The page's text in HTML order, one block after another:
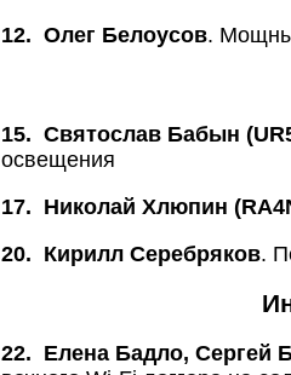
12. Олег Белоусов.
15. Святослав Бабын
освещения
17. Николай Хлюпин
20. Кирилл Серебряков.
22. Елена Бадло, Сергей